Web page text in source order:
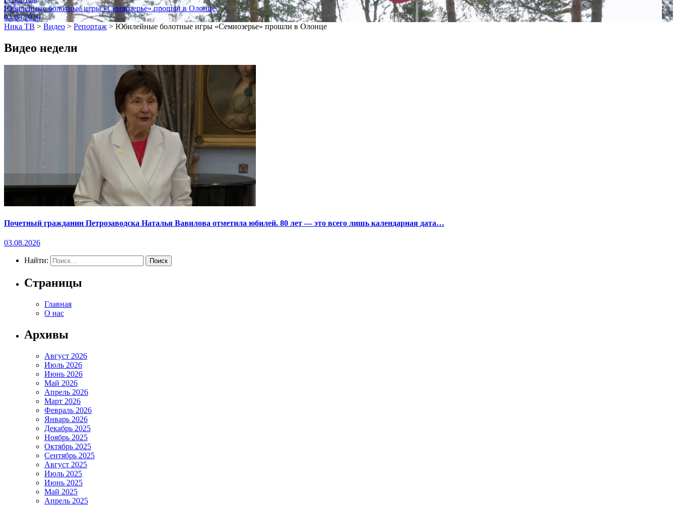
Юбилейные болотные игры «Семиозерье» прошли в Олонце
04.08.2026
Ника ТВ > Видео > Репортаж > Юбилейные болотные игры «Семиозерье» прошли в Олонце
Видео недели
Почетный гражданин Петрозаводска Наталья Вавилова отметила юбилей. 80 лет — это всего лишь календарная дата…
03.08.2026
Найти:
Страницы
Главная
О нас
Архивы
Август 2026
Июль 2026
Июнь 2026
Май 2026
Апрель 2026
Март 2026
Февраль 2026
Январь 2026
Декабрь 2025
Ноябрь 2025
Октябрь 2025
Сентябрь 2025
Август 2025
Июль 2025
Июнь 2025
Май 2025
Апрель 2025